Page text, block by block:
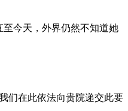
今天，外界仍然不知道她
们在此依法向贵院递交此要